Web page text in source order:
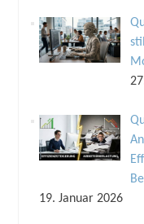
19. Januar 2026